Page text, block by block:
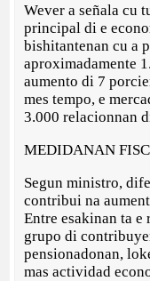
Wever a señala cu
principal di e
bishitantenan cu a
aproximadamente
aumento di 7
mes tempo, e
3.000 relacionnan
MEDIDANAN
Segun ministro,
contribui na
Entre esakinan ta
grupo di
pensionadonan,
mas actividad